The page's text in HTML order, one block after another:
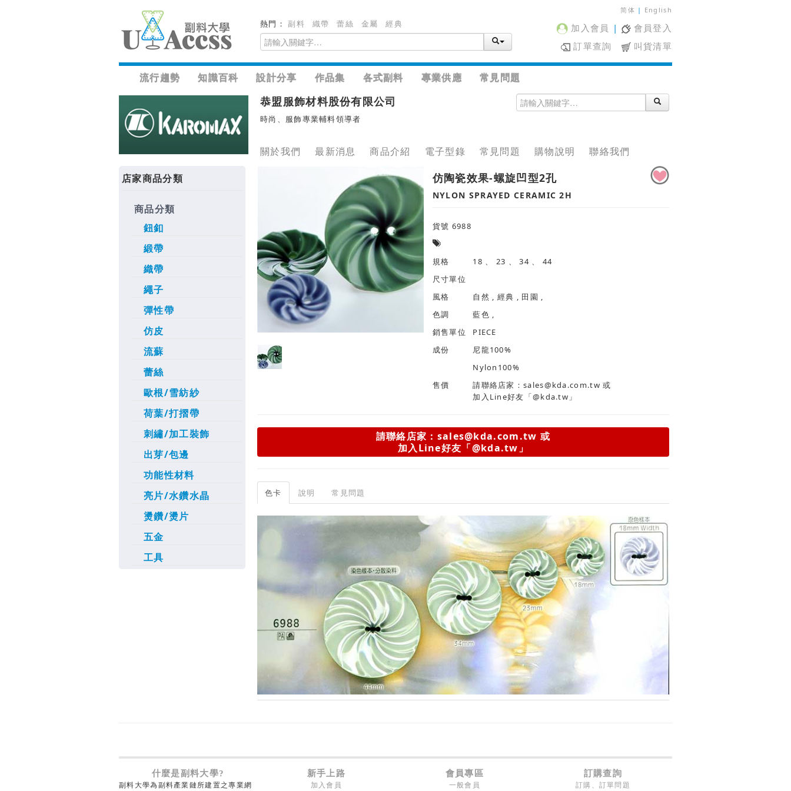
熱門：副料 織帶 蕾絲 金屬 經典
简体 | English
加入會員 |
會員登入
訂單查詢
叫貨清單
流行趨勢 知識百科 設計分享 作品集 各式副料 專業供應 常見問題
恭盟服飾材料股份有限公司
時尚、服飾專業輔料領導者
關於我們 最新消息 商品介紹 電子型錄 常見問題 購物說明 聯絡我們
店家商品分類
商品分類
鈕釦
緞帶
織帶
繩子
彈性帶
仿皮
流蘇
蕾絲
歐根/雪紡紗
荷葉/打摺帶
刺繡/加工裝飾
出芽/包邊
功能性材料
亮片/水鑽水晶
燙鑽/燙片
五金
工具
仿陶瓷效果-螺旋凹型2孔
NYLON SPRAYED CERAMIC 2H
貨號 6988
規格
18 、 23 、 34 、 44
尺寸單位
風格
自然 , 經典 , 田園 ,
色調
藍色 ,
銷售單位
成份
尼龍100%
Nylon100%
售價
請聯絡店家：sales@kda.com.tw或
加入Line好友「@kda.tw」
請聯絡店家：sales@kda.com.tw 或
加入Line好友「@kda.tw」
色卡 說明 常見問題
什麼是副料大學? 新手上路 會員專區 訂購查詢
副料大學為副料產業鏈所建置之專業網 加入會員 一般會員 訂購、訂單問題